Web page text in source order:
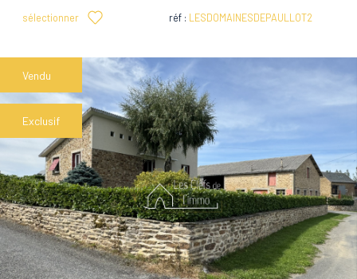
sélectionner réf : LESDOMAINESDEPAULLOT2
Vendu
Exclusif